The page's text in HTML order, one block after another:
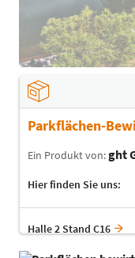
Parkflächen-
Ein Produkt von:ght
Hier finden Sie uns:
Halle 2 Stand C16